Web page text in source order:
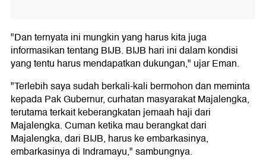
"Dan ternyata ini mungkin yang harus kita juga
informasikan tentang BIJB. BIJB hari ini dalam kondisi
yang tentu harus mendapatkan dukungan," ujar Eman.
"Terlebih saya sudah berkali-kali bermohon dan meminta
kepada Pak Gubernur, curhatan masyarakat Majalengka,
terutama terkait keberangkatan jemaah haji dari
Majalengka. Cuman ketika mau berangkat dari
Majalengka, dari BIJB, harus ke embarkasinya,
embarkasinya di Indramayu," sambungnya.